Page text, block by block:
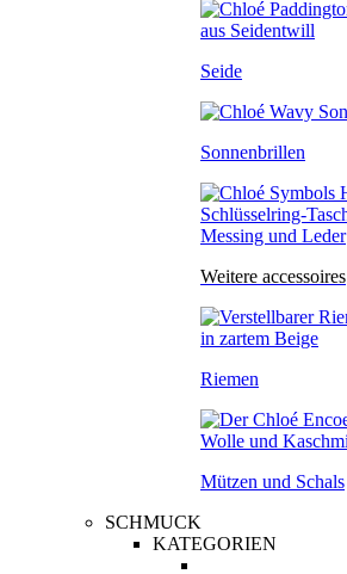
Seide
Sonnenbrillen
Weitere accessoires
Riemen
Mützen und Schals
SCHMUCK
KATEGORIEN